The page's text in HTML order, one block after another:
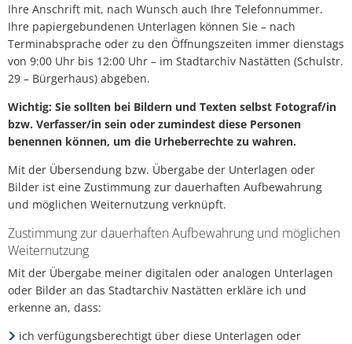
Ihre Anschrift mit, nach Wunsch auch Ihre Telefonnummer.
Ihre papiergebundenen Unterlagen können Sie – nach
Terminabsprache oder zu den Öffnungszeiten immer dienstags
von 9:00 Uhr bis 12:00 Uhr – im Stadtarchiv Nastätten (Schulstr.
29 – Bürgerhaus) abgeben.
Wichtig: Sie sollten bei Bildern und Texten selbst Fotograf/in
bzw. Verfasser/in sein oder zumindest diese Personen
benennen können, um die Urheberrechte zu wahren.
Mit der Übersendung bzw. Übergabe der Unterlagen oder
Bilder ist eine Zustimmung zur dauerhaften Aufbewahrung
und möglichen Weiternutzung verknüpft.
Zustimmung zur dauerhaften Aufbewahrung und möglichen
Weiternutzung
Mit der Übergabe meiner digitalen oder analogen Unterlagen
oder Bilder an das Stadtarchiv Nastätten erkläre ich und
erkenne an, dass:
ich verfügungsberechtigt über diese Unterlagen oder